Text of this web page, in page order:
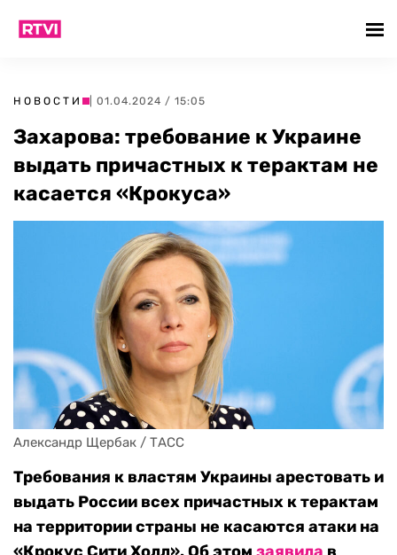
НОВОСТИ | 01.04.2024 / 15:05
Захарова: требование к Украине
выдать причастных к терактам не
касается «Крокуса»
Александр Щербак / ТАСС
Требования к властям Украины арестовать и
выдать России всех причастных к терактам
на территории страны не касаются атаки на